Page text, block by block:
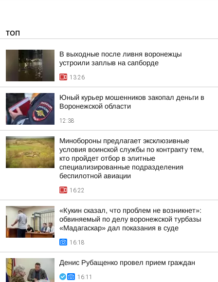
ТОП
В выходные после ливня воронежцы
устроили заплыв на сапборде
13:26
Юный курьер мошенников закопал деньги в
Воронежской области
12:38
Минобороны предлагает эксклюзивные
условия воинской службы по контракту тем,
кто пройдет отбор в элитные
специализированные подразделения
беспилотной авиации
16:22
«Кукин сказал, что проблем не возникнет»:
обвиняемый по делу воронежской турбазы
«Мадагаскар» дал показания в суде
16:18
Денис Рубащенко провел прием граждан
16:11